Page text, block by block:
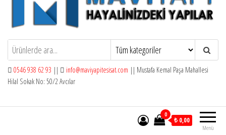
Mavi Yapı | Vitra Artema
0546 938 62 93 || info@maviyapitesisat.com || Mustafa Kemal Paşa Mahallesi
Hilal Sokak No: 50/2 Avcılar
Menü
0
₺ 0,00